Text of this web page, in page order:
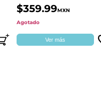
$359.99MXN
Agotado
Ver más